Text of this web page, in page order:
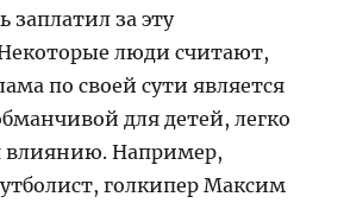
заплатил за эту
люди считают,
по своей сути является
для детей, легко
Например,
голкипер Максим